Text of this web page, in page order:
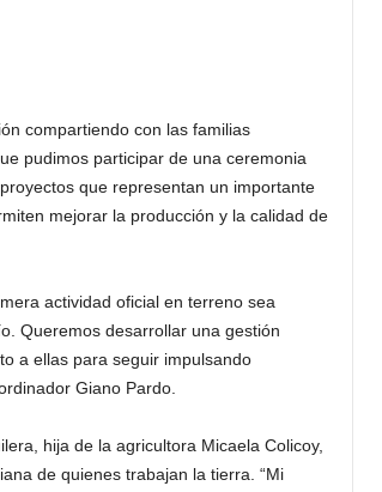
compartiendo con las familias
pudimos participar de una ceremonia
que representan un importante
mejorar la producción y la calidad de
actividad oficial en terreno sea
Queremos desarrollar una gestión
a ellas para seguir impulsando
Giano Pardo.
hija de la agricultora Micaela Colicoy,
de quienes trabajan la tierra. “Mi